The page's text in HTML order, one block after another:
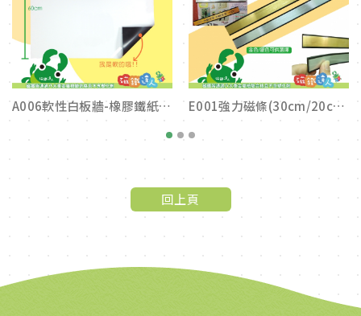
A006軟性白板牆-橡膠鐵紙白板 E001強力磁條(30cm/20cm ; 金色/銀色)
1 2
回上頁